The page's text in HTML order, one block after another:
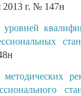
2013 г. № 147н